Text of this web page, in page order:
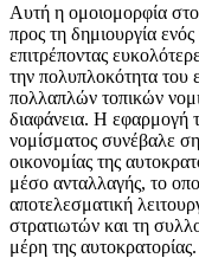
Αυτή η ομοιομορφία
προς τη δημιουργία
επιτρέποντας
την πολυπλοκότητα του
πολλαπλών τοπικών
διαφάνεια. Η εφαρμογή
νομίσματος συνέβαλε
οικονομίας της
μέσο ανταλλαγής, το
αποτελεσματική
στρατιωτών και τη
μέρη της αυτοκρατορίας.